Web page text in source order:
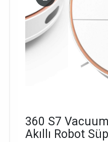
360 S7
Akıllı Robot